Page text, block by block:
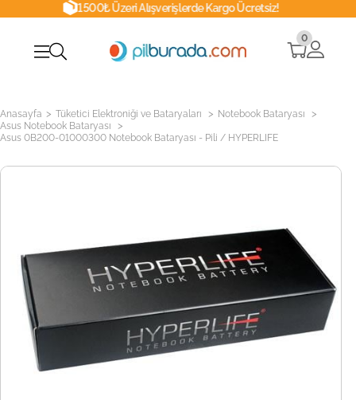
1500₺ Üzeri Alışverişlerde Kargo Ücretsiz!
0
Anasayfa > Tüketici Elektroniği ve Bataryaları > Notebook Bataryası >
Asus Notebook Bataryası >
Asus 0B200-01000300 Notebook Bataryası - Pili / HYPERLIFE